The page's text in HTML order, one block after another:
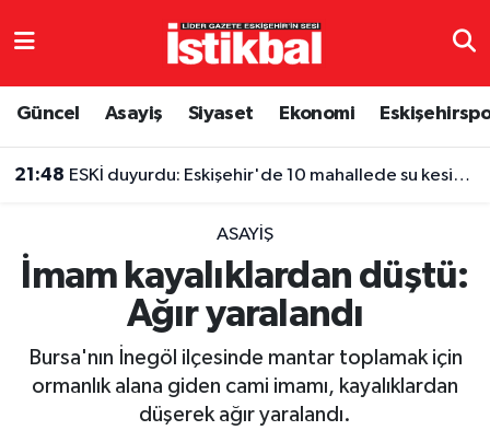
Güncel Asayiş Siyaset Ekonomi
21:48 ESKİ duyurdu: Eskişehir'de 10 mahallede su kesintisi
ASAYIŞ
İmam kayalıklardan düştü:
Ağır yaralandı
Bursa'nın İnegöl ilçesinde mantar toplamak için
ormanlık alana giden cami imamı, kayalıklardan
düşerek ağır yaralandı.
Eskişehirspor
Eğitim
Eskişehir Nöbetçi Eczaneler
TFF 3.Lig 4.Grup Puan Durumu ve Fikstür
Tüm Manşetler
Son Dakika Haberleri